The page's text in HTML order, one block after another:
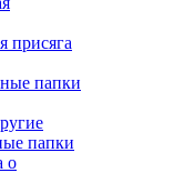
присяга
папки
папки
о